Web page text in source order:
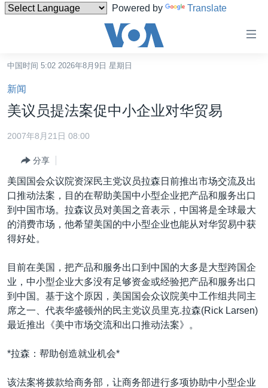
Powered by Translate
碍
链
接
跳
转
容
跳
转
跳
到
检
索
中国
港澳
国际
最新国际新闻
印太
欧洲
非洲
美洲
分类新闻
经济·金融·贸易
科教·文娱·体健
军事
劳工
美中关系
白宫要闻
国会报道
美中关系
埃博拉疫情
美国之音专访
VOA视频
VOA今日焦点
中文广播
关注我们
中国时间 5:02 2026年8月9日 星期日
新闻
美议员提法案促中小企业对华贸易
2007年8月21日 08:00
分享
美国国会众议院资深民主党议员拉森日前推出市场交流及出
口推动法案，目的在帮助美国中小型企业把产品和服务出口
到中国市场。拉森议员对美国之音表示，中国将是全球最大
的消费市场，他希望美国的中小型企业也能从对华贸易中获
得好处。
目前在美国，把产品和服务出口到中国的大多是大型跨国企
业，中小型企业大多没有足够资金或经验把产品和服务出口
到中国。基于这个原因，美国国会众议院美中工作组共同主
席之一、代表华盛顿州的民主党议员里克.拉森(Rick Larsen)
最近推出《美中市场交流和出口推动法案》。
*拉森：帮助创造就业机会*
该法案将拨款给商务部，让商务部进行多项协助中小型企业